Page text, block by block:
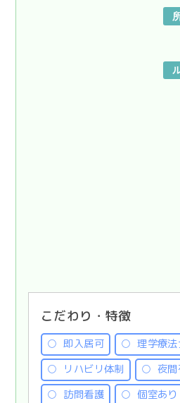
こだわり・特徴
即入居可
理学療法
リハビリ体制
夜
訪問看護
個室あり